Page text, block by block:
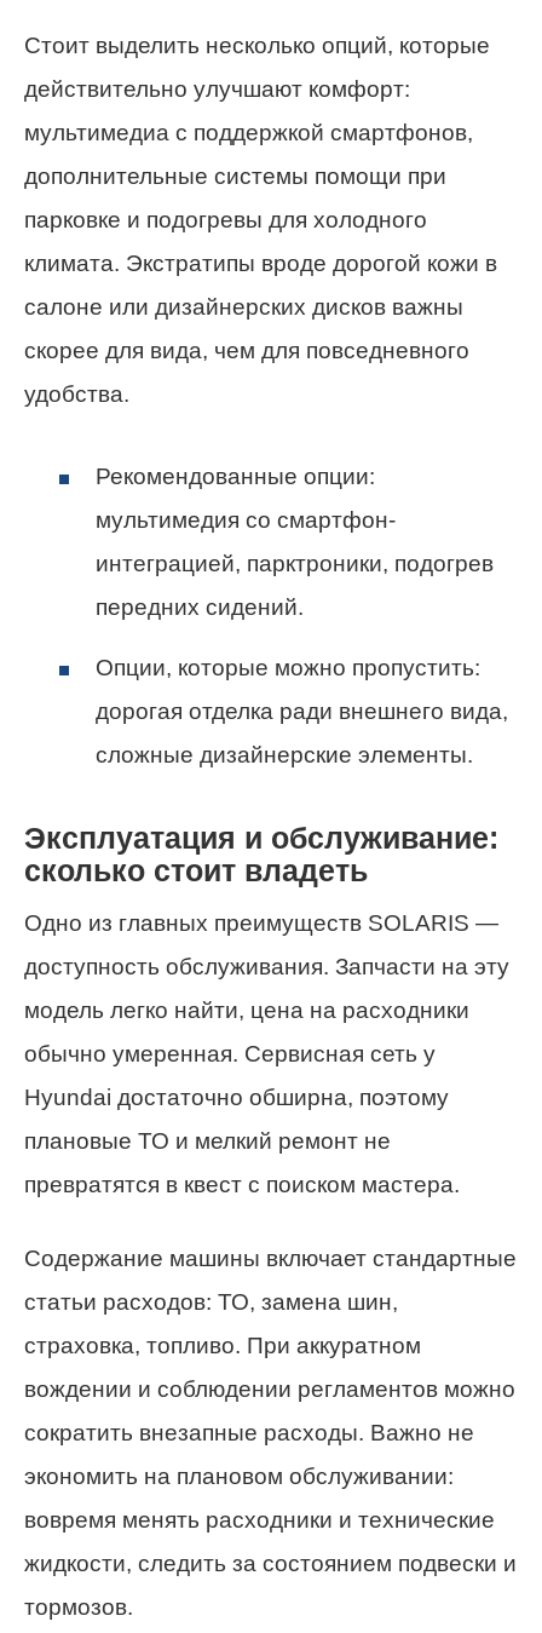
Стоит выделить несколько опций, которые
действительно улучшают комфорт:
мультимедиа с поддержкой смартфонов,
дополнительные системы помощи при
парковке и подогревы для холодного
климата. Экстратипы вроде дорогой кожи в
салоне или дизайнерских дисков важны
скорее для вида, чем для повседневного
удобства.
Рекомендованные опции:
мультимедия со смартфон-
интеграцией, парктроники, подогрев
передних сидений.
Опции, которые можно пропустить:
дорогая отделка ради внешнего вида,
сложные дизайнерские элементы.
Эксплуатация и обслуживание:
сколько стоит владеть
Одно из главных преимуществ SOLARIS —
доступность обслуживания. Запчасти на эту
модель легко найти, цена на расходники
обычно умеренная. Сервисная сеть у
Hyundai достаточно обширна, поэтому
плановые ТО и мелкий ремонт не
превратятся в квест с поиском мастера.
Содержание машины включает стандартные
статьи расходов: ТО, замена шин,
страховка, топливо. При аккуратном
вождении и соблюдении регламентов можно
сократить внезапные расходы. Важно не
экономить на плановом обслуживании:
вовремя менять расходники и технические
жидкости, следить за состоянием подвески и
тормозов.